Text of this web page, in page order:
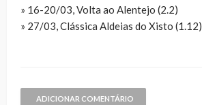
» 16-20/03, Volta ao Alentejo (2.2)
» 27/03, Clássica Aldeias do Xisto (1.12)
ADICIONAR COMENTÁRIO